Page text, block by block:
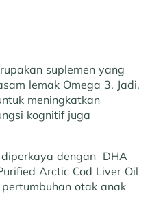
suplemen yang
lemak Omega 3. Jadi,
meningkatkan
kognitif juga
dengan DHA
Arctic Cod Liver Oil
otak anak